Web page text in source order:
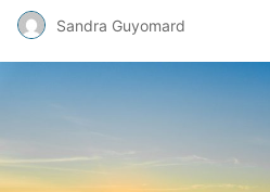
Sandra Guyomard